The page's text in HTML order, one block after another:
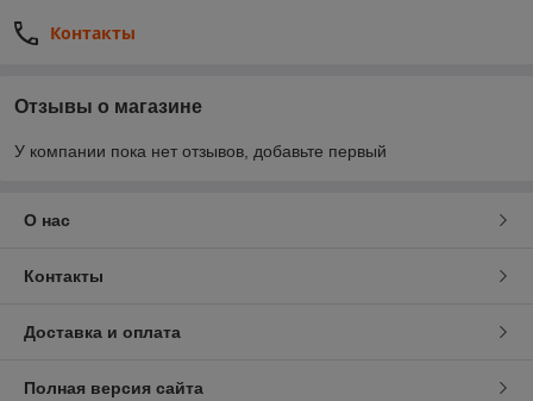
Контакты
Отзывы о магазине
У компании пока нет отзывов, добавьте первый
О нас
Контакты
Доставка и оплата
Полная версия сайта